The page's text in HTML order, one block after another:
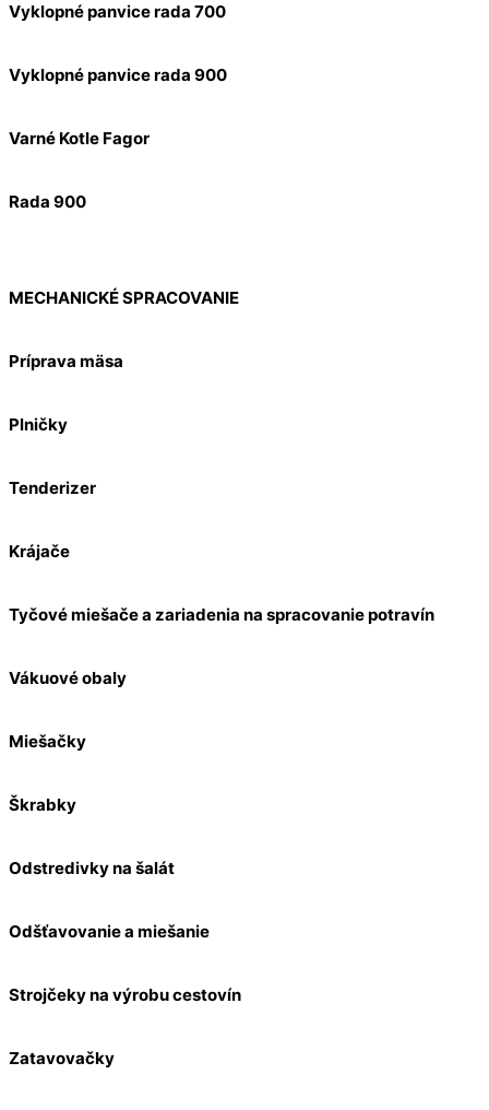
Vyklopné panvice rada 700
Vyklopné panvice rada 900
Varné Kotle Fagor
Rada 900
MECHANICKÉ SPRACOVANIE
Príprava mäsa
Plničky
Tenderizer
Krájače
Tyčové miešače a zariadenia na spracovanie potravín
Vákuové obaly
Miešačky
Škrabky
Odstredivky na šalát
Odšťavovanie a miešanie
Strojčeky na výrobu cestovín
Zatavovačky